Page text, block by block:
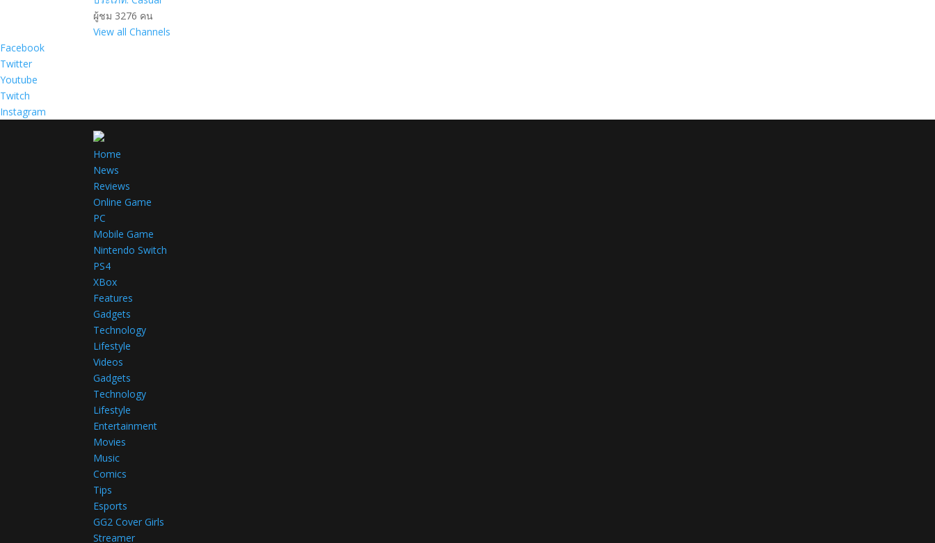
ผู้ชม 3276 คน
View all Channels
Facebook
Twitter
Youtube
Twitch
Instagram
Home
News
Reviews
Online Game
PC
Mobile Game
Nintendo Switch
PS4
XBox
Features
Gadgets
Technology
Lifestyle
Videos
Gadgets
Technology
Lifestyle
Entertainment
Movies
Music
Comics
Tips
Esports
GG2 Cover Girls
Streamer